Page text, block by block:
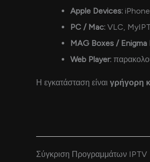
Apple Devices:
PC / Mac: VLC,
MAG Boxes / Enigma
Web Player:
Η εγκατάσταση είναι γρήγορη
Σύγκριση Προγραμμάτων IPTV